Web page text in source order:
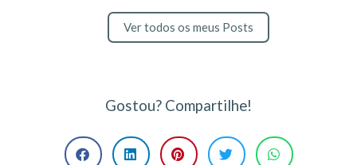
Ver todos os meus Posts
Gostou? Compartilhe!